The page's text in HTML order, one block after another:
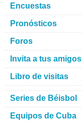
Encuestas
Pronósticos
Foros
Invita a tus amigos
Libro de visitas
Series de Béisbol
Equipos de Cuba